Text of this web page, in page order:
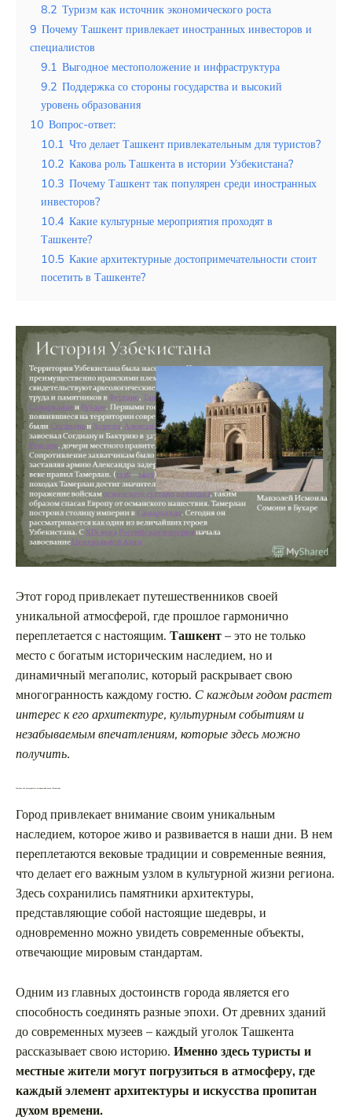
8.2 Туризм как источник экономического роста
9 Почему Ташкент привлекает иностранных инвесторов и
специалистов
9.1 Выгодное местоположение и инфраструктура
9.2 Поддержка со стороны государства и высокий
уровень образования
10 Вопрос-ответ:
10.1 Что делает Ташкент привлекательным для туристов?
10.2 Какова роль Ташкента в истории Узбекистана?
10.3 Почему Ташкент так популярен среди иностранных
инвесторов?
10.4 Какие культурные мероприятия проходят в
Ташкенте?
10.5 Какие архитектурные достопримечательности стоит
посетить в Ташкенте?
Этот город привлекает путешественников своей
уникальной атмосферой, где прошлое гармонично
переплетается с настоящим. Ташкент– это не только
место с богатым историческим наследием, но и
динамичный мегаполис, который раскрывает свою
многогранность каждому гостю. С каждым годом растет
интерес к его архитектуре, культурным событиям и
незабываемым впечатлениям, которые здесь можно
получить.
Ташкент как культурный и исторический центр Узбекистана
Город привлекает внимание своим уникальным
наследием, которое живо и развивается в наши дни. В нем
переплетаются вековые традиции и современные веяния,
что делает его важным узлом в культурной жизни региона.
Здесь сохранились памятники архитектуры,
представляющие собой настоящие шедевры, и
одновременно можно увидеть современные объекты,
отвечающие мировым стандартам.
Одним из главных достоинств города является его
способность соединять разные эпохи. От древних зданий
до современных музеев – каждый уголок Ташкента
рассказывает свою историю. Именно здесь туристы и
местные жители могут погрузиться в атмосферу, где
каждый элемент архитектуры и искусства пропитан
духом времени.